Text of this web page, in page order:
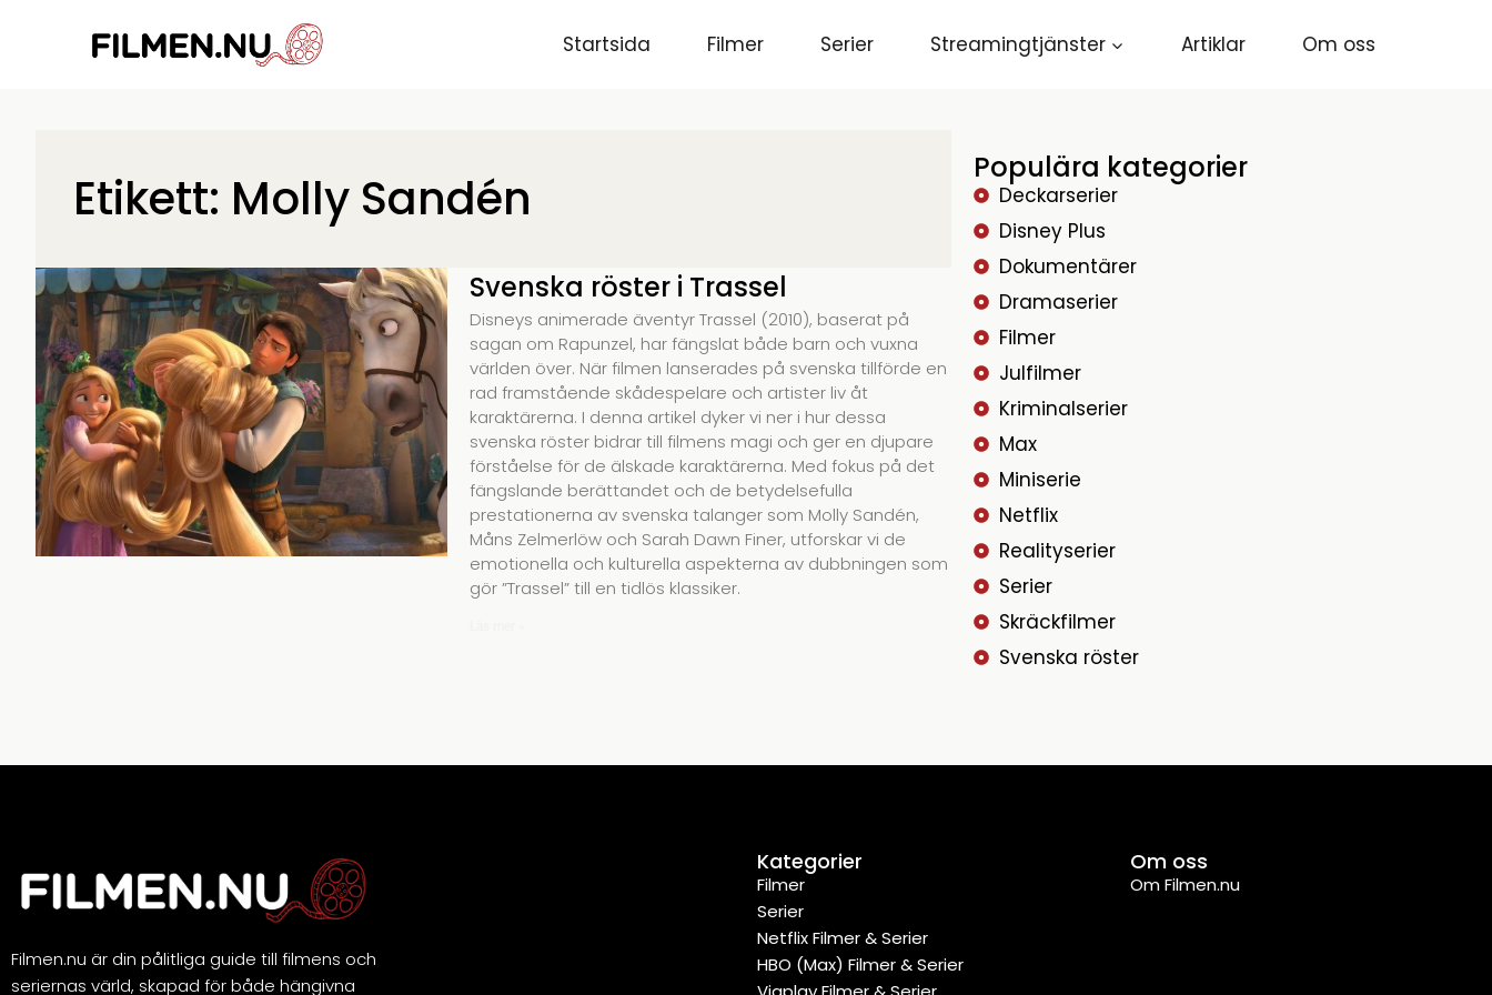
Startsida Filmer Serier Streamingtjänster Artiklar Om oss
Etikett: Molly Sandén
Svenska röster i Trassel
Disneys animerade äventyr Trassel (2010), baserat på
sagan om Rapunzel, har fängslat både barn och vuxna
världen över. När filmen lanserades på svenska tillförde en
rad framstående skådespelare och artister liv åt
karaktärerna. I denna artikel dyker vi ner i hur dessa
svenska röster bidrar till filmens magi och ger en djupare
förståelse för de älskade karaktärerna. Med fokus på det
fängslande berättandet och de betydelsefulla
prestationerna av svenska talanger som Molly Sandén,
Måns Zelmerlöw och Sarah Dawn Finer, utforskar vi de
emotionella och kulturella aspekterna av dubbningen som
gör ”Trassel” till en tidlös klassiker.
Populära kategorier
Deckarserier
Disney Plus
Dokumentärer
Dramaserier
Filmer
Julfilmer
Kriminalserier
Max
Miniserie
Netflix
Realityserier
Serier
Skräckfilmer
Svenska röster
Filmen.nu är din pålitliga guide till filmens och
seriernas värld, skapad för både hängivna
Kategorier
Filmer
Serier
Netflix Filmer & Serier
HBO (Max) Filmer & Serier
Om oss
Om Filmen.nu